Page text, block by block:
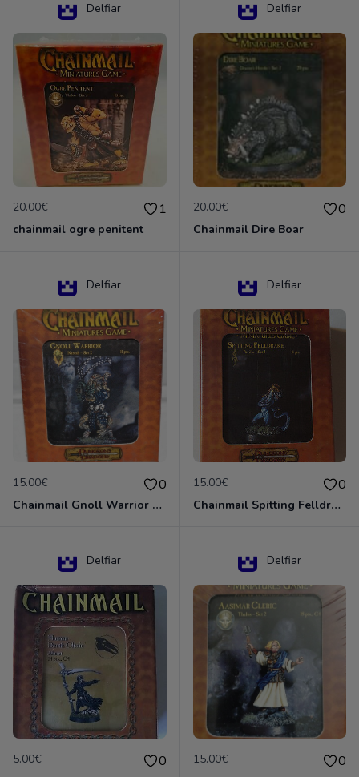
Delfiar
20.00€ 1
chainmail ogre penitent
Delfiar
20.00€ 0
Chainmail Dire Boar
Delfiar
15.00€ 0
Chainmail Gnoll Warrior Dungeons & Dragons
Delfiar
15.00€ 0
Chainmail Spitting Felldrake
Delfiar
5.00€ 0
Delfiar
15.00€ 0